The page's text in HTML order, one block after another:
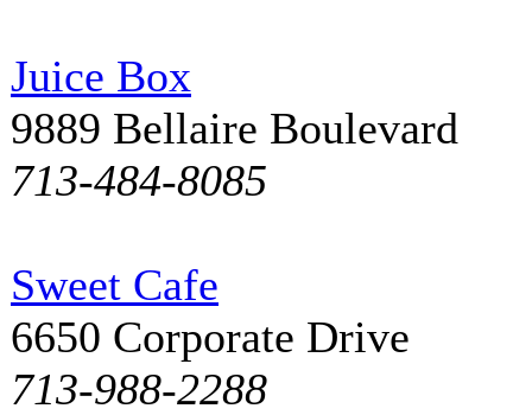
Juice Box
9889 Bellaire Boulevard
713-484-8085
Sweet Cafe
6650 Corporate Drive
713-988-2288